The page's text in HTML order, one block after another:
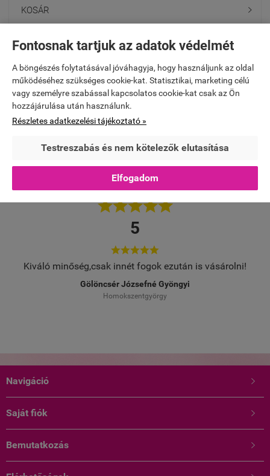
Fontosnak tartjuk az adatok védelmét
A böngészés folytatásával jóváhagyja, hogy használjunk az oldal
működéséhez szükséges cookie-kat. Statisztikai, marketing célú
vagy személyre szabással kapcsolatos cookie-kat csak az Ön
hozzájárulása után használunk.
Részletes adatkezelési tájékoztató »
Testreszabás és nem kötelezők elutasítása
Elfogadom
KOSÁR 
UTOLJÁRA MEGTEKINTETT
FACEBOOK
Webáruház értékelés
fehernemu.hu
Értékelés írása

5

Kiváló minőség,csak innét fogok ezután is vásárolni!
Gölöncsér Józsefné Gyöngyi
Homokszentgyörgy
Navigáció 
Saját fiók 
Bemutatkozás 